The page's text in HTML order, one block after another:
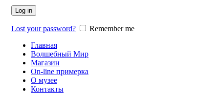
Log in
Lost your password?
Remember me
Главная
Волшебный Мир
Магазин
On-line примерка
О музее
Контакты